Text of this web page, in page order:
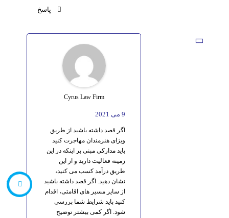
پاسخ
Cyrus Law Firm
9 می 2021
اگر قصد داشته باشید از طریق
ویزای هنرمندان مهاجرت کنید
باید مدارکی مبنی بر اینکه در این
زمینه فعالیت دارید و از این
طریق درآمد کسب می کنید،
نشان دهید. اگر قصد داشته باشید
از سایر مسیر های اقامتی، اقدام
کنید باید شرایط شما بررسی
شود. اگر کمی بیشتر توضیح